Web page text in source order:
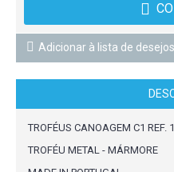
Adicionar à lista de desejos
TROFÉUS CANOAGEM C1 REF.
TROFÉU METAL - MÁRMORE